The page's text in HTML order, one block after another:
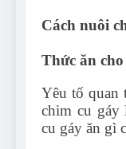
Cách nuôi
Thức ăn
Yêu tố quan
chim cu gáy
cu gáy ăn gì